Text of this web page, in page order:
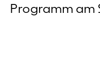
Programm am